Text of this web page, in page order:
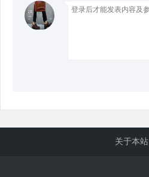
关于本站